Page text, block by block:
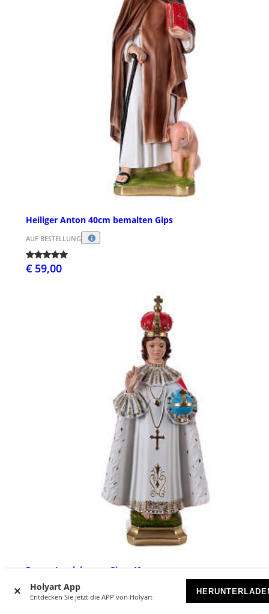
Holyart App
Entdecken Sie jetzt die APP von Holyart
Heiliger Anton 40cm bemalten Gips
AUF BESTELLUNG
€ 59,00
Prager Jesulein, aus Gips, 40 cm
VORRÄTIG